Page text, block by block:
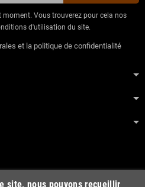
Vous trouverez pour cela nos
d'utilisation du site.
et la politique de confidentialité
site, nous pouvons recueillir